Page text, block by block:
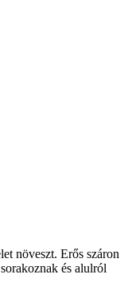
növeszt. Erős száron
és alulról